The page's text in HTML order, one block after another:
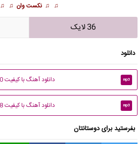
♫ ♫ نکست وان ♫ ♫
36 لایک
دانلود
mp3 دانلود آهنگ با کیفیت 320
mp3 دانلود آهنگ با کیفیت 128
بفرستید برای دوستانتان